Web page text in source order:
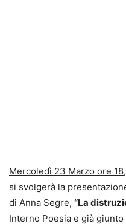
Mercoledì 23 Marzo ore
si svolgerà la
di Anna Segre, “La
Interno Poesia e già